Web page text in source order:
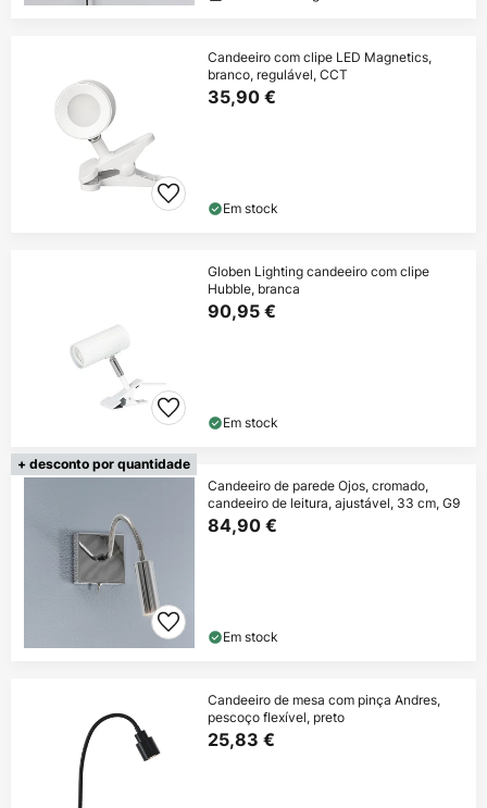
Candeeiro com clipe LED Magnetics,
branco, regulável, CCT
35,90 €
Em stock
Globen Lighting candeeiro com clipe
Hubble, branca
90,95 €
Em stock
+ desconto por quantidade
Candeeiro de parede Ojos, cromado,
candeeiro de leitura, ajustável, 33 cm, G9
84,90 €
Em stock
Candeeiro de mesa com pinça Andres,
pescoço flexível, preto
25,83 €